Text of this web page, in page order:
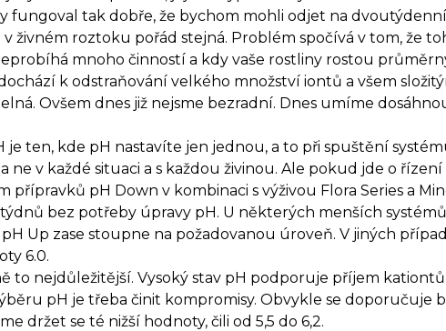
fungoval tak dobře, že bychom mohli odjet na
živném roztoku pořád stejná. Problém spočívá v tom, že
mnoho činností a kdy vaše rostliny rostou
k odstraňování velkého množství iontů a všem
Ovšem dnes již nejsme bezradní. Dnes umíme
ten, kde pH nastavíte jen jednou, a to při spuštění
ne v každé situaci a s každou živinou. Ale pokud jde o
přípravků pH Down v kombinaci s výživou Flora Series a
bez potřeby úpravy pH. U některých menších
Up zase stoupne na požadovanou úroveň. V jiných
6.0.
to nejdůležitější. Vysoký stav pH podporuje příjem
pH je třeba činit kompromisy. Obvykle se doporučuje
držet se té nižší hodnoty, čili od 5,5 do 6,2.